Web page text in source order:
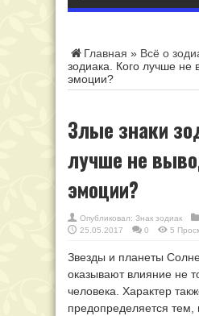
Главная » Всё о
зодиака. Кого лучше не
эмоции?
Злые знаки
лучше не
эмоции?
Опубликовал: Знак зодиак
25.05.2017
0 5
Звезды и планеты
оказывают влияние не
человека. Характер
предопределяется тем,